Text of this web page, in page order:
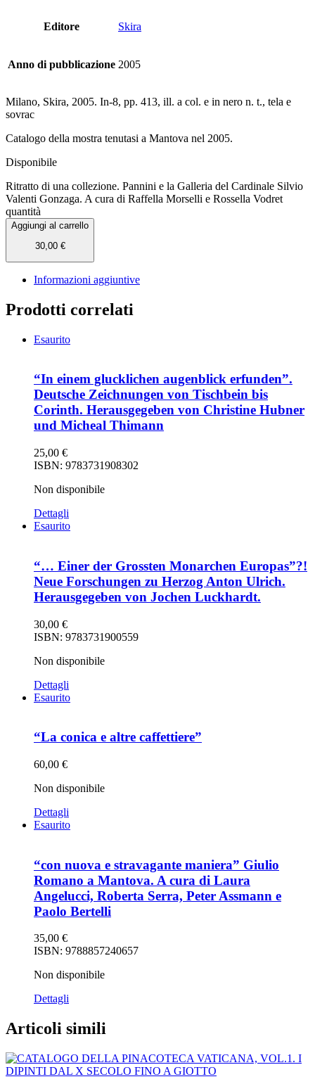
Editore Skira
Anno di pubblicazione 2005
Milano, Skira, 2005. In-8, pp. 413, ill. a col. e in nero n. t., tela e
sovrac
Catalogo della mostra tenutasi a Mantova nel 2005.
Disponibile
Ritratto di una collezione. Pannini e la Galleria del Cardinale Silvio
Valenti Gonzaga. A cura di Raffella Morselli e Rossella Vodret
quantità
Aggiungi al carrello
30,00 €
Informazioni aggiuntive
Prodotti correlati
Esaurito
“In einem glucklichen augenblick erfunden”.
Deutsche Zeichnungen von Tischbein bis
Corinth. Herausgegeben von Christine Hubner
und Micheal Thimann
25,00 €
ISBN: 9783731908302
Non disponibile
Dettagli
Esaurito
“… Einer der Grossten Monarchen Europas”?!
Neue Forschungen zu Herzog Anton Ulrich.
Herausgegeben von Jochen Luckhardt.
30,00 €
ISBN: 9783731900559
Non disponibile
Dettagli
Esaurito
“La conica e altre caffettiere”
60,00 €
Non disponibile
Dettagli
Esaurito
“con nuova e stravagante maniera” Giulio
Romano a Mantova. A cura di Laura
Angelucci, Roberta Serra, Peter Assmann e
Paolo Bertelli
35,00 €
ISBN: 9788857240657
Non disponibile
Dettagli
Articoli simili